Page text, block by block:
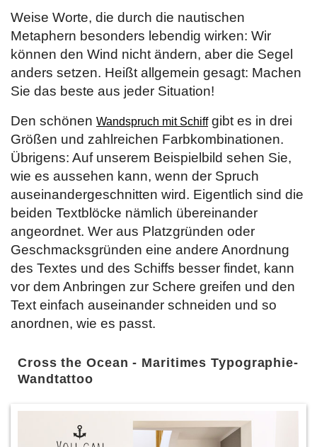
Weise Worte, die durch die nautischen
Metaphern besonders lebendig wirken: Wir
können den Wind nicht ändern, aber die Segel
anders setzen. Heißt allgemein gesagt: Machen
Sie das beste aus jeder Situation!
Den schönen Wandspruch mit Schiffgibt es in drei
Größen und zahlreichen Farbkombinationen.
Übrigens: Auf unserem Beispielbild sehen Sie,
wie es aussehen kann, wenn der Spruch
auseinandergeschnitten wird. Eigentlich sind die
beiden Textblöcke nämlich übereinander
angeordnet. Wer aus Platzgründen oder
Geschmacksgründen eine andere Anordnung
des Textes und des Schiffs besser findet, kann
vor dem Anbringen zur Schere greifen und den
Text einfach auseinander schneiden und so
anordnen, wie es passt.
Cross the Ocean - Maritimes Typographie-
Wandtattoo